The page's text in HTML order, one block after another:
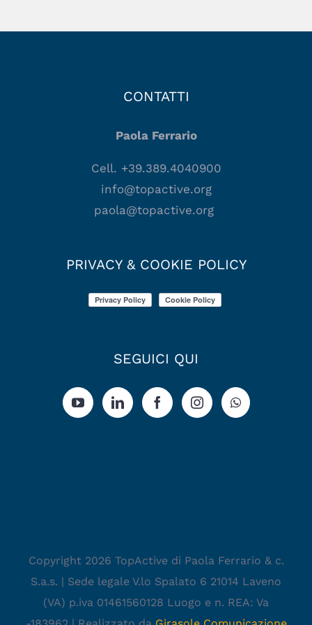
CONTATTI
Paola Ferrario
Cell. +39.389.4040900
info@topactive.org
paola@topactive.org
PRIVACY & COOKIE POLICY
SEGUICI QUI
Copyright 2026 TopActive di Paola Ferrario & c.
S.a.s. | Sede legale V.lo Spalato 6 21014 Laveno
(VA) p.iva 01461560128 Luogo e n. REA: Va